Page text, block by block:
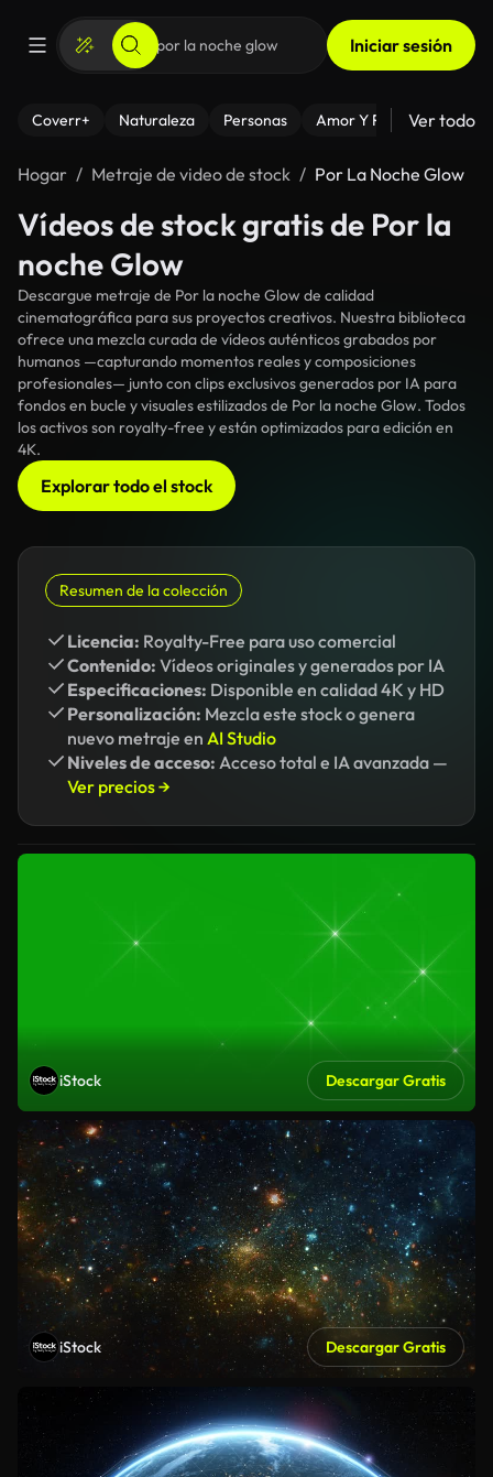
Iniciar sesión
Coverr+ Naturaleza Personas Amor Y Relaciones
Ver todo
Hogar Metraje de video de stock Por La Noche Glow
Vídeos de stock gratis de Por la
noche Glow
Descargue metraje de Por la noche Glow de calidad
cinematográfica para sus proyectos creativos. Nuestra biblioteca
ofrece una mezcla curada de vídeos auténticos grabados por
humanos —capturando momentos reales y composiciones
profesionales— junto con clips exclusivos generados por IA para
fondos en bucle y visuales estilizados de Por la noche Glow. Todos
los activos son royalty-free y están optimizados para edición en
4K.
Explorar todo el stock
Resumen de la colección
Licencia: Royalty-Free para uso comercial
Contenido: Vídeos originales y generados por IA
Especificaciones: Disponible en calidad 4K y HD
Personalización: Mezcla este stock o genera
nuevo metraje en AI Studio
Niveles de acceso: Acceso total e IA avanzada —
Ver precios →
iStock Descargar Gratis
iStock Descargar Gratis